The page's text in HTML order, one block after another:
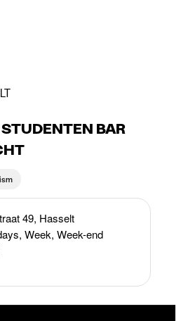
BAR
49, Hasselt
Week, Week-end